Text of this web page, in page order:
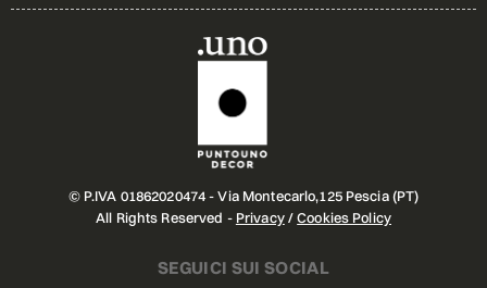
© P.IVA 01862020474 - Via Montecarlo,125 Pescia (PT)
All Rights Reserved - Privacy/Cookies Policy
SEGUICI SUI SOCIAL